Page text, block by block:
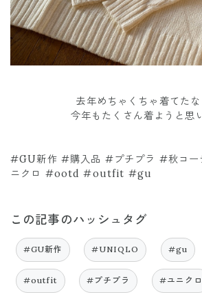
去年めちゃくちゃ着てた
今年もたくさん着ようと思
#GU新作 #購入品 #プチプラ #秋コ
ニクロ #ootd #outfit #gu
この記事のハッシュタグ
#GU新作 #UNIQLO #gu
#outfit #プチプラ #ユニクロ